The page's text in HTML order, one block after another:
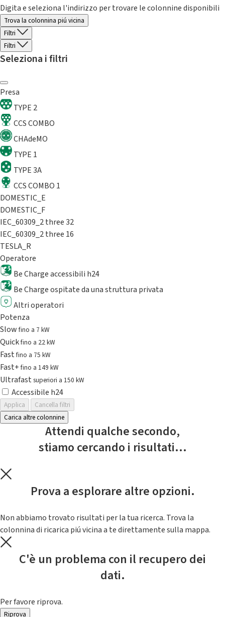
Digita e seleziona l'indirizzo per trovare le colonnine disponibili
Trova la colonnina piú vicina
Filtri
Filtri
Seleziona i filtri
Presa
TYPE 2
CCS COMBO
CHAdeMO
TYPE 1
TYPE 3A
CCS COMBO 1
DOMESTIC_E
DOMESTIC_F
IEC_60309_2 three 32
IEC_60309_2 three 16
TESLA_R
Operatore
Be Charge accessibili h24
Be Charge ospitate da una struttura privata
Altri operatori
Potenza
Slowfino a 7 kW
Quickfino a 22 kW
Fastfino a 75 kW
Fast+fino a 149 kW
Ultrafast superiori a 150 kW
Accessibile h24
Applica
Cancella filtri
Carica altre colonnine
Attendi qualche secondo,
stiamo cercando i risultati...
Prova a esplorare altre opzioni.
Non abbiamo trovato risultati per la tua ricerca. Trova la
colonnina di ricarica piú vicina a te direttamente sulla mappa.
C'è un problema con il recupero dei
dati.
Per favore riprova.
Riprova